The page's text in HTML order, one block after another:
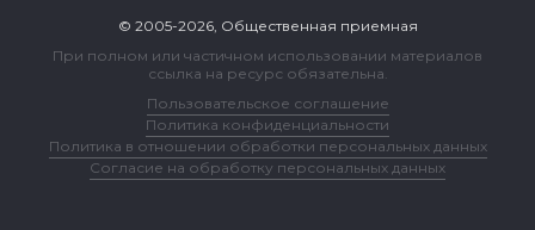
© 2005-2026, Общественная приемная
При полном или частичном использовании материалов
ссылка на ресурс обязательна.
Пользовательское соглашение
Политика конфиденциальности
Политика в отношении обработки персональных данных
Согласие на обработку персональных данных